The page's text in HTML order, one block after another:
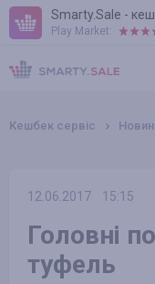
Smarty.Sale -
Play Market:
ПРАВИЛА
ПЛАГІНИ
Кешбек сервіс
12.06.2017 15:15
Головні
туфель